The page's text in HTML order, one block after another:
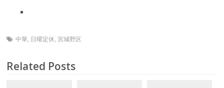
中華, 日曜定休,宮城野区
Related Posts